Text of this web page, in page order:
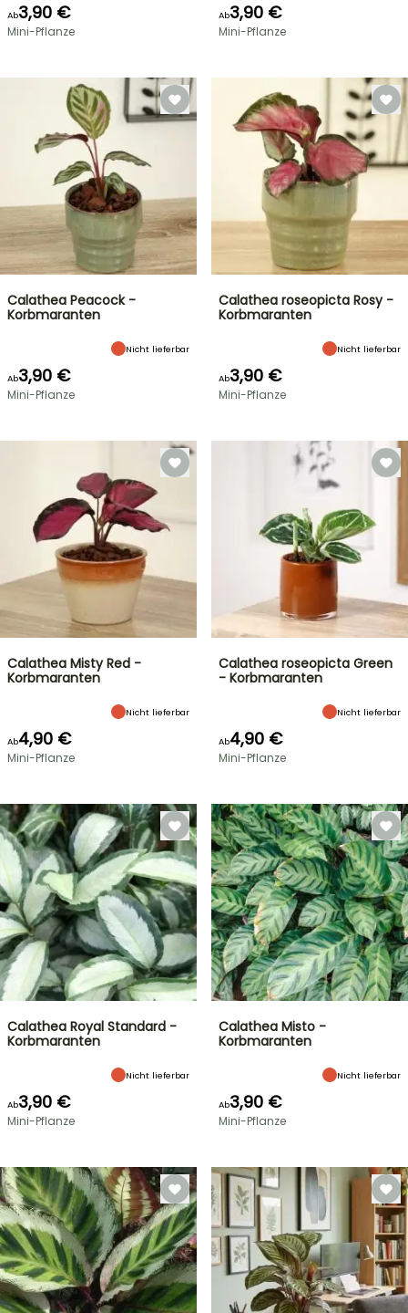
Ab3,90 €
Mini-Pflanze
Ab3,90 €
Mini-Pflanze
Calathea Peacock -
Korbmaranten
Nicht lieferbar
Ab3,90 €
Mini-Pflanze
Calathea roseopicta Rosy -
Korbmaranten
Nicht lieferbar
Ab3,90 €
Mini-Pflanze
Calathea Misty Red -
Korbmaranten
Nicht lieferbar
Ab4,90 €
Mini-Pflanze
Calathea roseopicta Green
- Korbmaranten
Nicht lieferbar
Ab4,90 €
Mini-Pflanze
Calathea Royal Standard -
Korbmaranten
Nicht lieferbar
Ab3,90 €
Mini-Pflanze
Calathea Misto -
Korbmaranten
Nicht lieferbar
Ab3,90 €
Mini-Pflanze